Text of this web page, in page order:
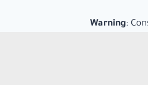
Warning: